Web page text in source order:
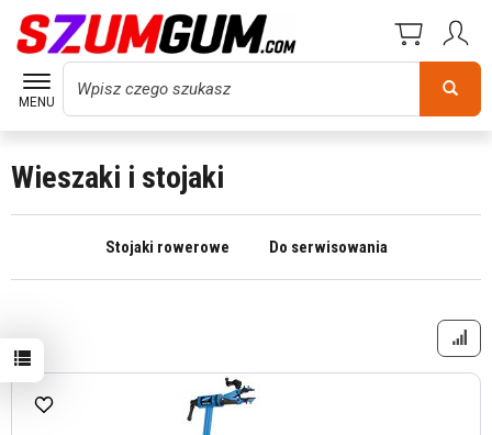
MENU
Wyszukaj
Wieszaki i stojaki
Stojaki rowerowe Do serwisowania